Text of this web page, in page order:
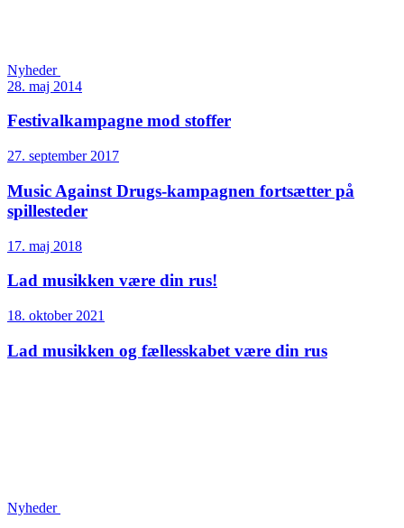
Nyheder
28. maj 2014
Festivalkampagne mod stoffer
27. september 2017
Music Against Drugs-kampagnen fortsætter på
spillesteder
17. maj 2018
Lad musikken være din rus!
18. oktober 2021
Lad musikken og fællesskabet være din rus
Nyheder